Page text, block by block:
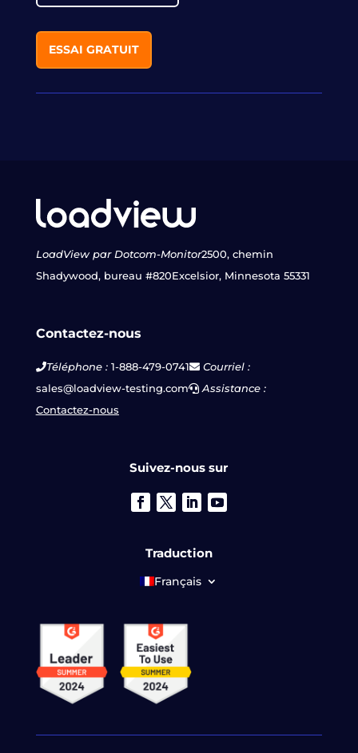
ESSAI GRATUIT
LoadView par Dotcom-Monitor2500, chemin
Shadywood, bureau #820Excelsior, Minnesota 55331
Contactez-nous
Téléphone :1-888-479-0741
Courriel :
sales@loadview-testing.com
Assistance :
Contactez-nous
Suivez-nous sur
Traduction
Français